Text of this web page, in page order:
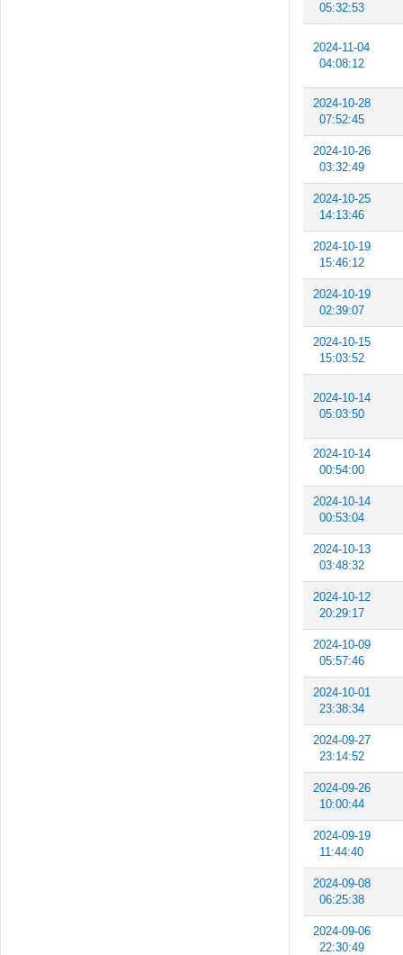
05:32:53
2024-11-04
04:08:12
2024-10-28
07:52:45
2024-10-26
03:32:49
2024-10-25
14:13:46
2024-10-19
15:46:12
2024-10-19
02:39:07
2024-10-15
15:03:52
2024-10-14
05:03:50
2024-10-14
00:54:00
2024-10-14
00:53:04
2024-10-13
03:48:32
2024-10-12
20:29:17
2024-10-09
05:57:46
2024-10-01
23:38:34
2024-09-27
23:14:52
2024-09-26
10:00:44
2024-09-19
11:44:40
2024-09-08
06:25:38
2024-09-06
22:30:49